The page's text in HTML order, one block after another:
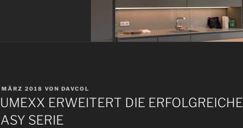
MÄRZ 2018 VON DAVCOL
ERWEITERT DIE ERFOLGREICHE
SERIE